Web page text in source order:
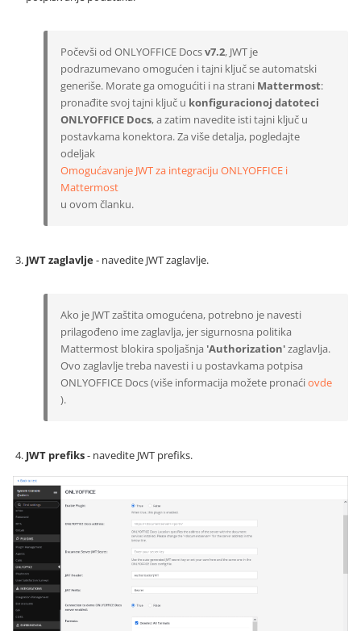
Počevši od ONLYOFFICE Docsv7.2, JWT je
podrazumevano omogućen i tajni ključ se automatski
generiše. Morate ga omogućiti i na strani Mattermost:
pronađite svoj tajni ključ u konfiguracionoj datoteci
ONLYOFFICE Docs, a zatim navedite isti tajni ključ u
postavkama konektora. Za više detalja, pogledajte
odeljak
Omogućavanje JWT za integraciju ONLYOFFICE i
Mattermost
u ovom članku.
JWT zaglavlje- navedite JWT zaglavlje.
Ako je JWT zaštita omogućena, potrebno je navesti
prilagođeno ime zaglavlja, jer sigurnosna politika
Mattermost blokira spoljašnja 'Authorization'zaglavlja.
Ovo zaglavlje treba navesti i u postavkama potpisa
ONLYOFFICE Docs (više informacija možete pronaćiovde
).
JWT prefiks- navedite JWT prefiks.